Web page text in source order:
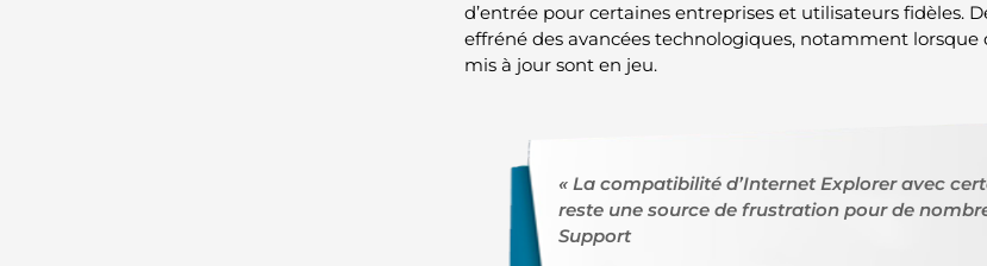
d’entrée pour certaines entreprises et utilisateurs fidèles.
effréné des avancées technologiques, notamment lorsque
mis à jour sont en jeu.
« La compatibilité d’Internet Explorer avec
reste une source de frustration pour de
Support